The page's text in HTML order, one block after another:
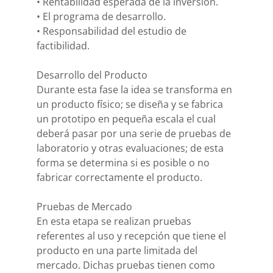
• El programa de desarrollo.
• Responsabilidad del estudio de
factibilidad.
Desarrollo del Producto
Durante esta fase la idea se transforma en
un producto físico; se diseña y se fabrica
un prototipo en pequeña escala el cual
deberá pasar por una serie de pruebas de
laboratorio y otras evaluaciones; de esta
forma se determina si es posible o no
fabricar correctamente el producto.
Pruebas de Mercado
En esta etapa se realizan pruebas
referentes al uso y recepción que tiene el
producto en una parte limitada del
mercado. Dichas pruebas tienen como